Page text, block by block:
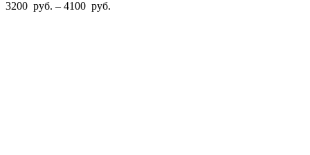
можно
3200 руб. – 4100 руб.